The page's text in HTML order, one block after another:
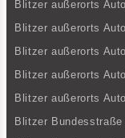
Blitzer außerorts
Blitzer außerorts
Blitzer außerorts
Blitzer außerorts
Blitzer außerorts
Blitzer Bundesstraße